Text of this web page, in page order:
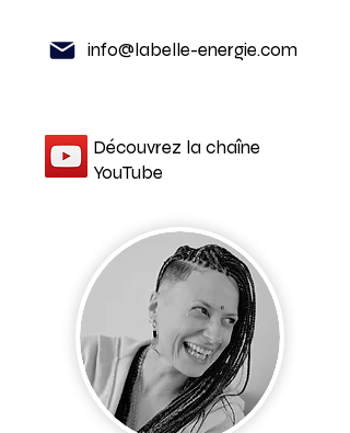
info@labelle-energie.com
Découvrez la chaîne
YouTube